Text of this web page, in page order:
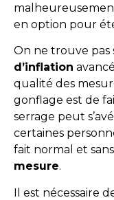
en option pour
On ne trouve pas
d’inflation
qualité des
gonflage est de
serrage peut
certaines
fait normal et
mesure.
Il est nécessaire